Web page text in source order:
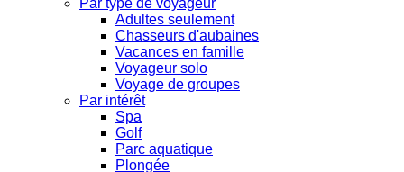
Par type de voyageur
Adultes seulement
Chasseurs d'aubaines
Vacances en famille
Voyageur solo
Voyage de groupes
Par intérêt
Spa
Golf
Parc aquatique
Plongée